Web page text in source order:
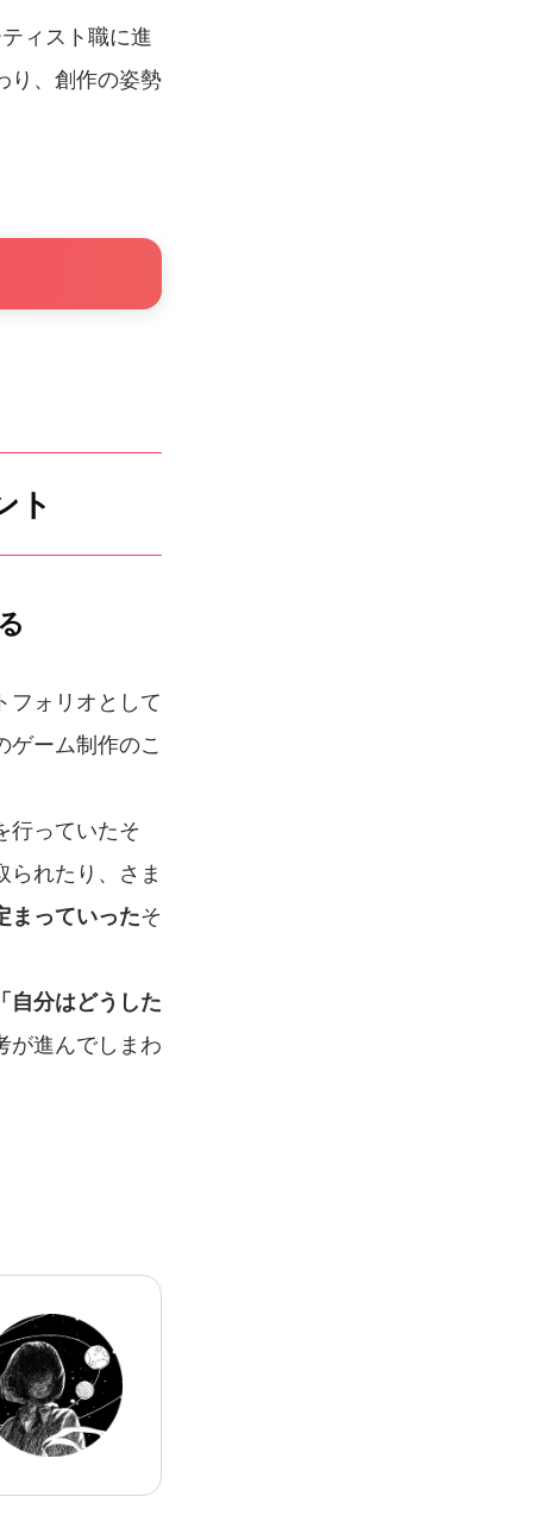
ィスト職に進
り、創作の姿勢
ト
フォリオとして
ゲーム制作のこ
行っていたそ
れたり、さま
まっていったそ
自分はどうした
が進んでしまわ